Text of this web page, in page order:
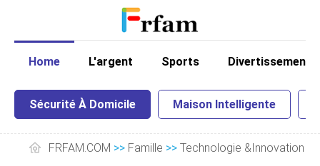
Home L'argent Sports Divertissement
Sécurité À Domicile Maison Intelligente
FRFAM.COM >> Famille >> Technologie &Innovation